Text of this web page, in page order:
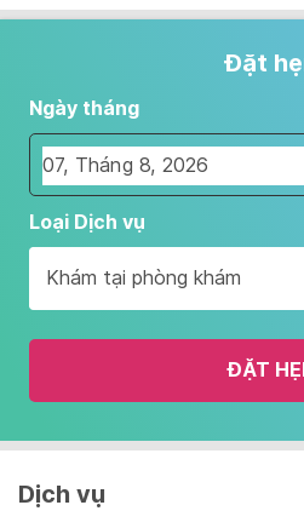
Đặt
Ngày tháng
Navigate
forward
interact
with
the
and
date.
Loại Dịch vụ
Khám tại phòng khám
ĐẶT
Dịch vụ